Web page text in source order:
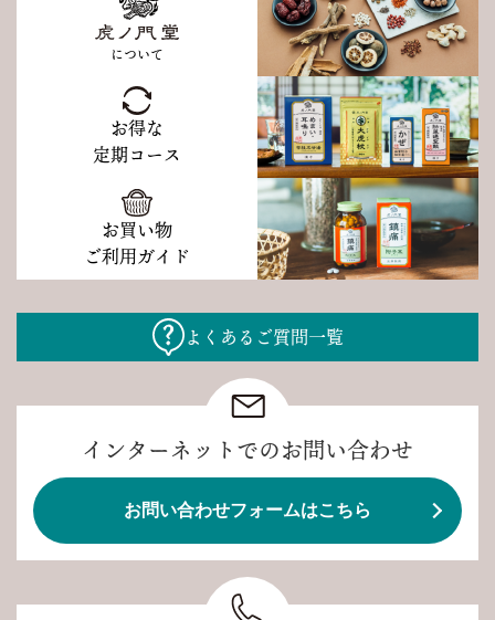
について
お得な
定期コース
お買い物
ご利用ガイド
よくあるご質問一覧
インターネットでのお問い合わせ
お問い合わせフォームはこちら